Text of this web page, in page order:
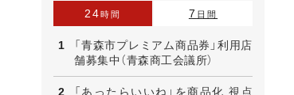
24時間 7 日間
「青森市プレミアム商品券」利用店
舗募集中（青森商工会議所）
「あったらいいね」を商品化 視点